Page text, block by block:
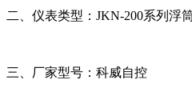
二、仪表类型：JKN-200系列浮
三、厂家型号：科威自控